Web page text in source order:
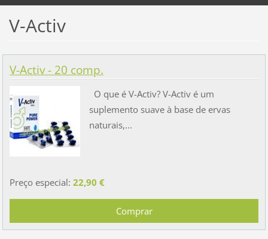
V-Activ
V-Activ - 20 comp.
O que é V-Activ? V-Activ é um
suplemento suave à base de ervas
naturais,...
Preço especial: 22,90 €